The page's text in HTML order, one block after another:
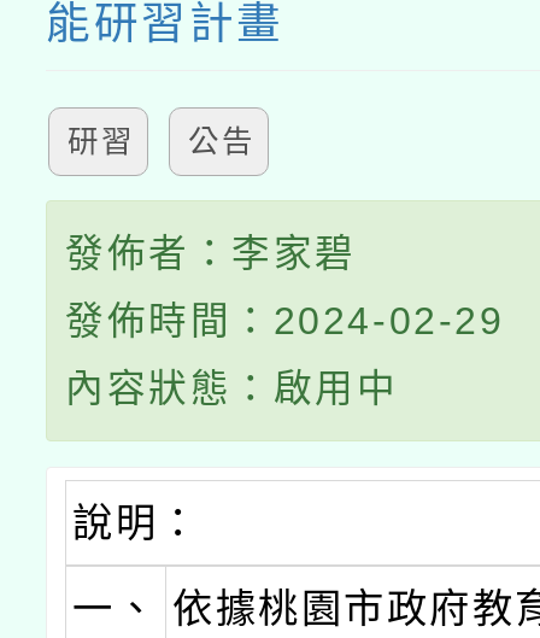
能研習計畫
研習 公告
發佈者：李家碧
發佈時間：2024-02-29
內容狀態：啟用中
說明：
一、
依據桃園市政府教